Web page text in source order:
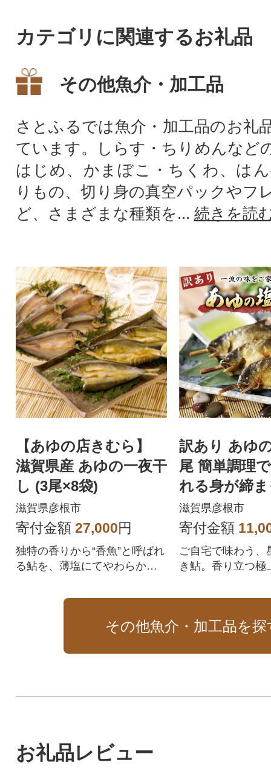
カテゴリに関連するお礼品
その他魚介・加工品
さとふるでは魚介・加工品のお礼
ています。しらす・ちりめんなど
はじめ、かまぼこ・ちくわ、は
りもの、切り身の真空パックやフ
ど、さまざまな種類を... 続きを読
【あゆの店きむら】
滋賀県産 あゆの一夜干
し (3尾×8袋)
滋賀県彦根市
寄付金額 27,000円
独特の香りから“香魚”と呼ばれ
る鮎を、薄塩にてやわらか仕
訳あり あゆ
尾 簡単調理
れる身が締
のブランド鮎
滋賀県彦根市
寄付金額
ご自宅で味わう、
き鮎。香り立つ極
その他魚介・加工品を探
お礼品レビュー